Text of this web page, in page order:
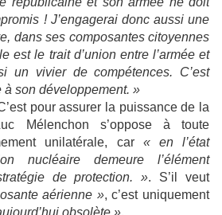
! J’engagerai donc aussi une
dans ses composantes citoyennes
est le trait d’union entre l’armée et
un vivier de compétences. C’est
à son développement. »
pour assurer la puissance de la
Mélenchon s’oppose à toute
unilatérale, car « en l’état
nucléaire demeure l’élément
de protection. ». S’il veut
aérienne », c’est uniquement
obsolète ».